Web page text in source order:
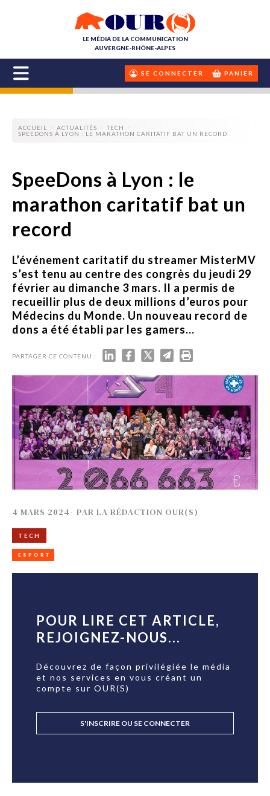
LE MÉDIA DE LA COMMUNICATION
AUVERGNE-RHÔNE-ALPES
SE CONNECTER PANIER
ACCUEIL ACTUALITÉS
TECH
SPEEDONS À LYON : LE MARATHON CARITATIF BAT UN RECORD
SpeeDons à Lyon : le
marathon caritatif bat un
record
L’événement caritatif du streamer MisterMV
s’est tenu au centre des congrès du jeudi 29
février au dimanche 3 mars. Il a permis de
recueillir plus de deux millions d’euros pour
Médecins du Monde. Un nouveau record de
dons a été établi par les gamers...
PARTAGER CE CONTENU :
4 MARS 2024- PAR LA RÉDACTION OUR(S)
TECH
ESPORT
POUR LIRE CET ARTICLE,
REJOIGNEZ-NOUS...
Découvrez de façon privilégiée le média
et nos services en vous créant un
compte sur OUR(S)
S'INSCRIRE OU SE CONNECTER